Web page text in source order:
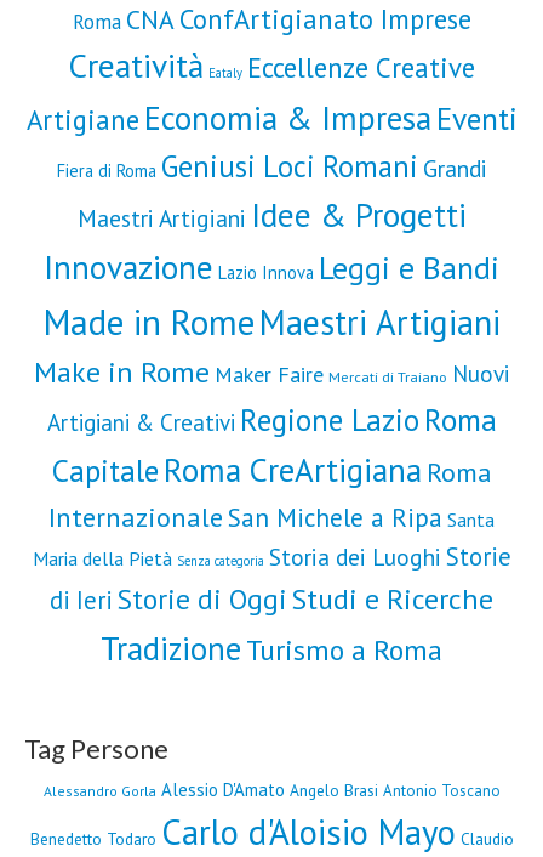
Roma CNAConfArtigianato Imprese
Creatività Eataly Eccellenze Creative
Artigiane Economia & Impresa Eventi
Fiera di Roma Geniusi Loci Romani Grandi
Maestri Artigiani Idee & Progetti
Innovazione Lazio Innova Leggi e Bandi
Made in RomeMaestri Artigiani
Make in Rome Maker Faire Mercati di Traiano Nuovi
Artigiani & Creativi Regione Lazio Roma
Capitale Roma CreArtigiana Roma
InternazionaleSan Michele a Ripa Santa
Maria della Pietà Senza categoria Storia dei Luoghi Storie
di Ieri Storie di Oggi Studi e Ricerche
TradizioneTurismo a Roma
Tag Persone
Alessandro Gorla Alessio D'Amato Angelo Brasi Antonio Toscano
Benedetto Todaro Carlo d'Aloisio Mayo Claudio